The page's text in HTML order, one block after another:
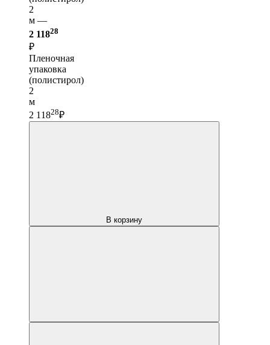
2
м —
2 11828
₽
Пленочная
упаковка
(полистирол)
2
м
2 11828₽
В корзину